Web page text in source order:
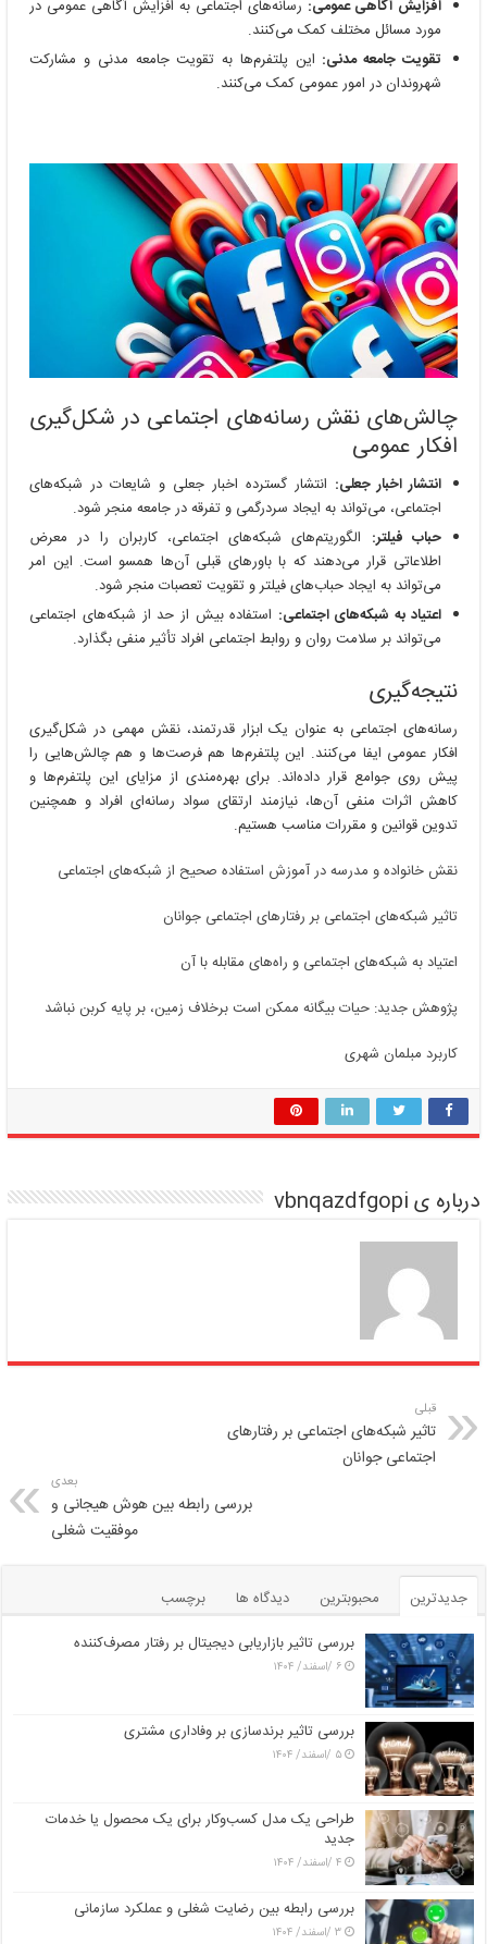
افزایش آگاهی عمومی: رسانه‌های اجتماعی به افزایش آگاهی عمومی در
مورد مسائل مختلف کمک می‌کنند.
تقویت جامعه مدنی: این پلتفرم‌ها به تقویت جامعه مدنی و مشارکت
شهروندان در امور عمومی کمک می‌کنند.
چالش‌های نقش رسانه‌های اجتماعی در شکل‌گیری
افکار عمومی
انتشار اخبار جعلی: انتشار گسترده اخبار جعلی و شایعات در شبکه‌های
اجتماعی، می‌تواند به ایجاد سردرگمی و تفرقه در جامعه منجر شود.
حباب فیلتر: الگوریتم‌های شبکه‌های اجتماعی، کاربران را در معرض
اطلاعاتی قرار می‌دهند که با باورهای قبلی آن‌ها همسو است. این امر
می‌تواند به ایجاد حباب‌های فیلتر و تقویت تعصبات منجر شود.
اعتیاد به شبکه‌های اجتماعی: استفاده بیش از حد از شبکه‌های اجتماعی
می‌تواند بر سلامت روان و روابط اجتماعی افراد تأثیر منفی بگذارد.
نتیجه‌گیری
رسانه‌های اجتماعی به عنوان یک ابزار قدرتمند، نقش مهمی در شکل‌گیری
افکار عمومی ایفا می‌کنند. این پلتفرم‌ها هم فرصت‌ها و هم چالش‌هایی را
پیش روی جوامع قرار داده‌اند. برای بهره‌مندی از مزایای این پلتفرم‌ها و
کاهش اثرات منفی آن‌ها، نیازمند ارتقای سواد رسانه‌ای افراد و همچنین
تدوین قوانین و مقررات مناسب هستیم.
نقش خانواده و مدرسه در آموزش استفاده صحیح از شبکه‌های اجتماعی
تاثیر شبکه‌های اجتماعی بر رفتارهای اجتماعی جوانان
اعتیاد به شبکه‌های اجتماعی و راه‌های مقابله با آن
پژوهش جدید: حیات بیگانه ممکن است برخلاف زمین، بر پایه کربن نباشد
کاربرد مبلمان شهری
درباره ی vbnqazdfgopi
قبلی
تاثیر شبکه‌های اجتماعی بر رفتارهای
اجتماعی جوانان
بعدی
بررسی رابطه بین هوش هیجانی و
موفقیت شغلی
جدیدترین محبوبترین دیدگاه ها
برچسب
بررسی تاثیر بازاریابی دیجیتال بر رفتار مصرف‌کننده
۶ /اسفند/ ۱۴۰۴
بررسی تاثیر برندسازی بر وفاداری مشتری
۵ /اسفند/ ۱۴۰۴
طراحی یک مدل کسب‌وکار برای یک محصول یا خدمات
جدید
۴ /اسفند/ ۱۴۰۴
بررسی رابطه بین رضایت شغلی و عملکرد سازمانی
۳ /اسفند/ ۱۴۰۴